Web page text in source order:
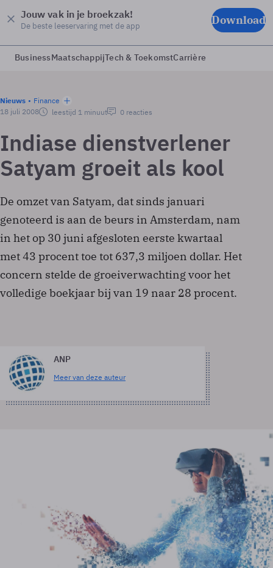
Jouw vak in je broekzak!
De beste leeservaring met de app Download
BusinessMaatschappijTech & ToekomstCarrière
Nieuws
Finance
18 juli 2008
leestijd 1 minuut 0 reacties
Indiase dienstverlener
Satyam groeit als kool
De omzet van Satyam, dat sinds januari
genoteerd is aan de beurs in Amsterdam, nam
in het op 30 juni afgesloten eerste kwartaal
met 43 procent toe tot 637,3 miljoen dollar. Het
concern stelde de groeiverwachting voor het
volledige boekjaar bij van 19 naar 28 procent.
ANP
Meer van deze auteur